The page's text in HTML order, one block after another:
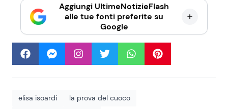
Aggiungi UltimeNotizieFlash
alle tue fonti preferite su
Google
elisa isoardi
la prova del cuoco